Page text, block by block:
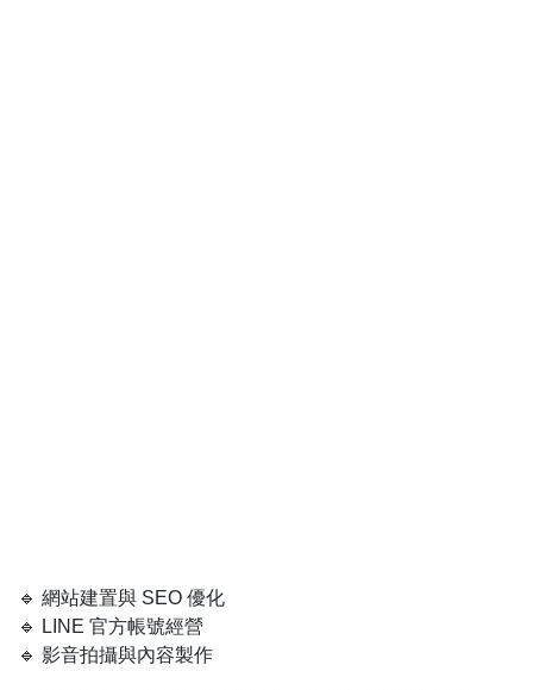
🔹 網站建置與 SEO 優化
🔹 LINE 官方帳號經營
🔹 影音拍攝與內容製作